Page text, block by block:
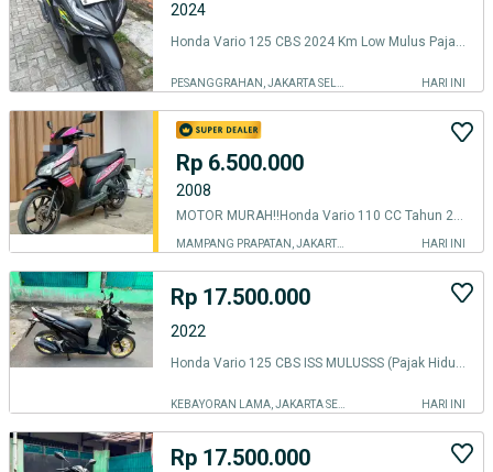
2024
Honda Vario 125 CBS 2024 Km Low Mulus Pajak On Panjang
HARI INI
Rp 6.500.000
2008
MOTOR MURAH‼️Honda Vario 110 CC Tahun 2008 ISTIMEWA
MAMPANG PRAPATAN, JAKARTA SELATAN HARI INI
Rp 17.500.000
2022
Honda Vario 125 CBS ISS MULUSSS (Pajak Hidup Panjang)
HARI INI
Rp 17.500.000